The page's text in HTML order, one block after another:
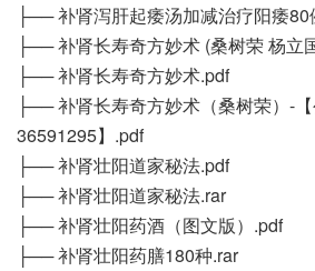
├── 补肾泻肝起痿汤加减治疗阳痿
├── 补肾长寿奇方妙术 (桑树荣 杨立
├── 补肾长寿奇方妙术.pdf
├── 补肾长寿奇方妙术（桑树荣）-
36591295】.pdf
├── 补肾壮阳道家秘法.pdf
├── 补肾壮阳道家秘法.rar
├── 补肾壮阳药酒（图文版）.pdf
├── 补肾壮阳药膳180种.rar